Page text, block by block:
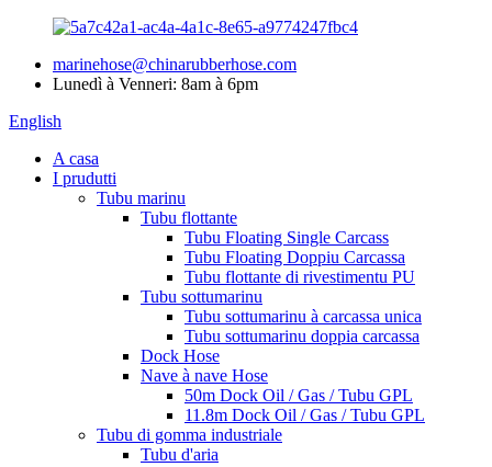
marinehose@chinarubberhose.com
Lunedì à Venneri: 8am à 6pm
English
A casa
I prudutti
Tubu marinu
Tubu flottante
Tubu Floating Single Carcass
Tubu Floating Doppiu Carcassa
Tubu flottante di rivestimentu PU
Tubu sottumarinu
Tubu sottumarinu à carcassa unica
Tubu sottumarinu doppia carcassa
Dock Hose
Nave à nave Hose
50m Dock Oil / Gas / Tubu GPL
11.8m Dock Oil / Gas / Tubu GPL
Tubu di gomma industriale
Tubu d'aria